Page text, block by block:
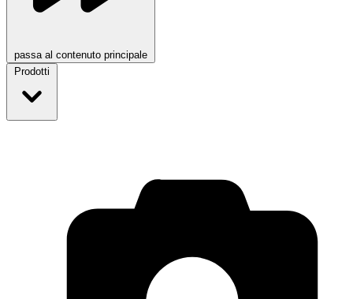
passa al contenuto principale
Prodotti